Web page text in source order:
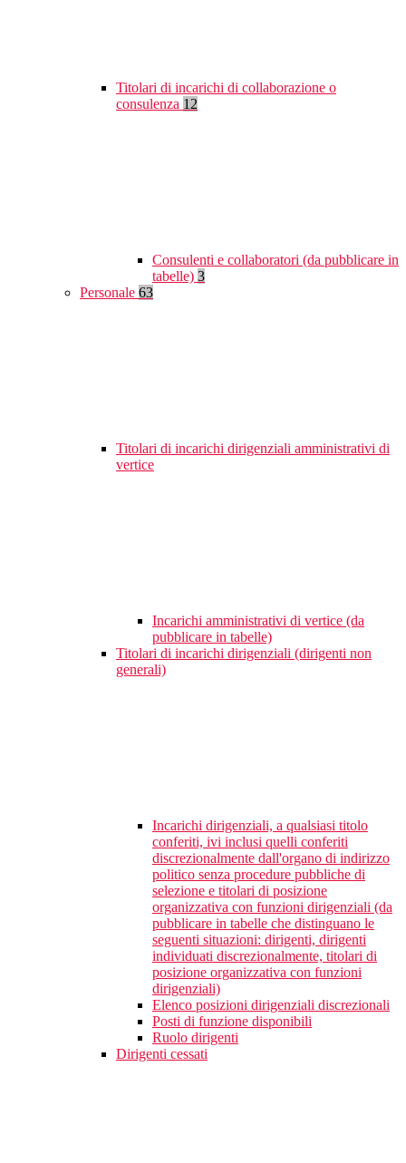
Titolari di incarichi di collaborazione o
consulenza 12
Consulenti e collaboratori (da pubblicare in
tabelle) 3
Personale 63
Titolari di incarichi dirigenziali amministrativi di
vertice
Incarichi amministrativi di vertice (da
pubblicare in tabelle)
Titolari di incarichi dirigenziali (dirigenti non
generali)
Incarichi dirigenziali, a qualsiasi titolo
conferiti, ivi inclusi quelli conferiti
discrezionalmente dall'organo di indirizzo
politico senza procedure pubbliche di
selezione e titolari di posizione
organizzativa con funzioni dirigenziali (da
pubblicare in tabelle che distinguano le
seguenti situazioni: dirigenti, dirigenti
individuati discrezionalmente, titolari di
posizione organizzativa con funzioni
dirigenziali)
Elenco posizioni dirigenziali discrezionali
Posti di funzione disponibili
Ruolo dirigenti
Dirigenti cessati